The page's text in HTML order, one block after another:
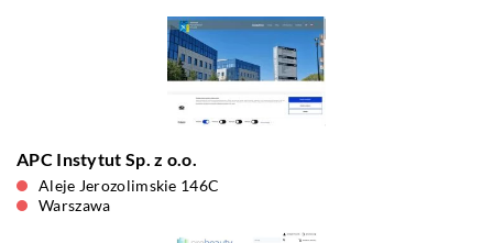
APC Instytut Sp. z o.o.
Aleje Jerozolimskie 146C
Warszawa